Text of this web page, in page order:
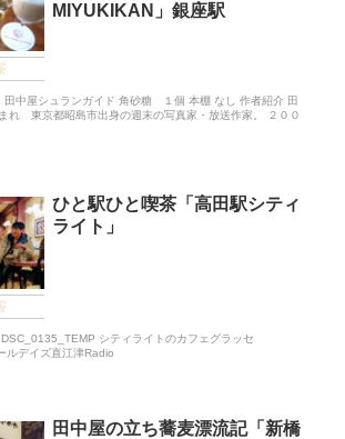
MIYUKIKAN」銀座駅
田中屋シュランガイド 角砂糖 １個 本棚 なし 作者紹介 田
れ 東京都昭島市出身の週末の写真家・放送作家。 ２００
ひと駅ひと喫茶「高田駅シティ
ライト」
シティライトのカフェグラッセ
ルデイズ直江津Radio
田中屋の立ち蕎麦漂流記「新橋